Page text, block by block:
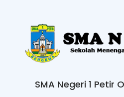
SMA Negeri 1 Petir